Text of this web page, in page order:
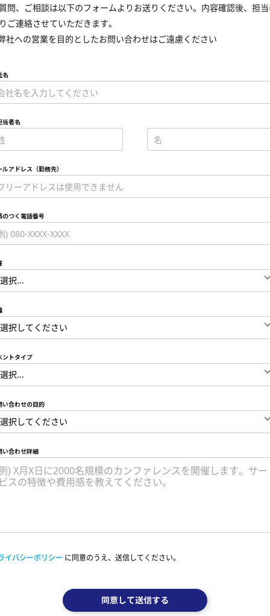
問、ご相談は以下のフォームよりお送りください。内容確認後、担
ご連絡させていただきます。
社への営業を目的としたお問い合わせはご遠慮ください
名
当者名
ルアドレス（勤務先）
のつく電話番号
ントタイプ
い合わせの目的
い合わせ詳細
イバシーポリシー に同意のうえ、送信してください。
同意して送信する